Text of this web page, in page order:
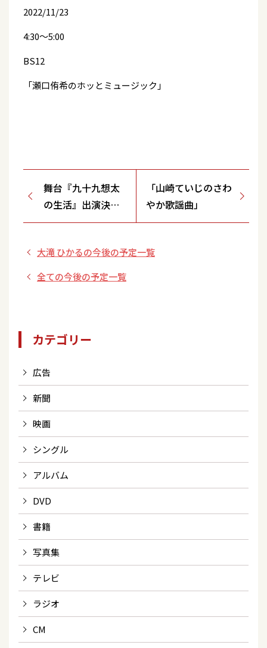
2022/11/23
4:30～5:00
BS12
「瀬口侑希のホッとミュージック」
舞台『九十九想太
の生活』出演決
定！＆FC先行受付
「山崎ていじのさわ
やか歌謡曲」
大滝 ひかるの今後の予定一覧
全ての今後の予定一覧
カテゴリー
広告
新聞
映画
シングル
アルバム
DVD
書籍
写真集
テレビ
ラジオ
CM